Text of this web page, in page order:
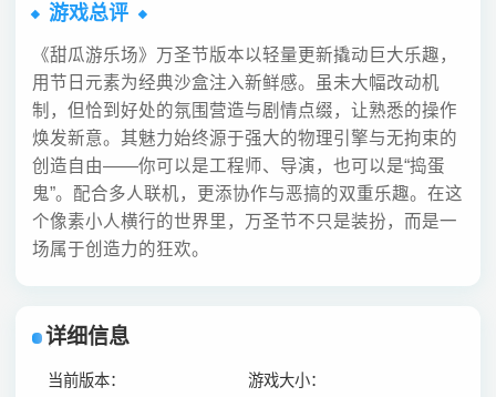
游戏总评
《甜瓜游乐场》万圣节版本以轻量更新撬动巨大乐趣，
用节日元素为经典沙盒注入新鲜感。虽未大幅改动机
制，但恰到好处的氛围营造与剧情点缀，让熟悉的操作
焕发新意。其魅力始终源于强大的物理引擎与无拘束的
创造自由——你可以是工程师、导演，也可以是“捣蛋
鬼”。配合多人联机，更添协作与恶搞的双重乐趣。在这
个像素小人横行的世界里，万圣节不只是装扮，而是一
场属于创造力的狂欢。
详细信息
当前版本： 游戏大小：